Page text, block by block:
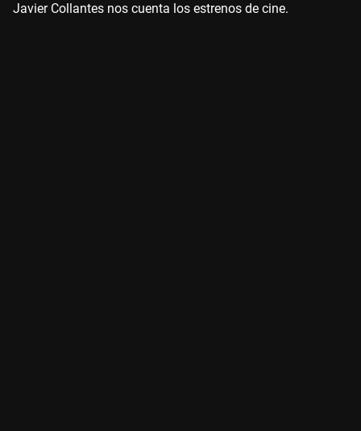
Javier Collantes nos cuenta los estrenos de cine.